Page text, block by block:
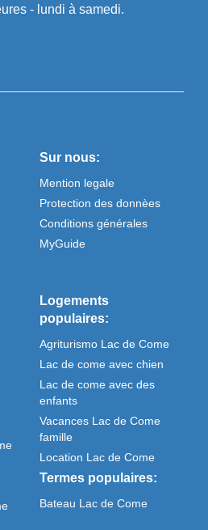
- lundi à samedi.
Sur nous:
Mention legale
Protection des donnèes
Conditions générales
MyGuide
Logements
populaires:
Agriturismo Lac de Come
Lac de come avec chien
Lac de come avec des
enfants
Vacances Lac de Come
famille
Location Lac de Come
Termes populaires:
Bateau Lac de Come